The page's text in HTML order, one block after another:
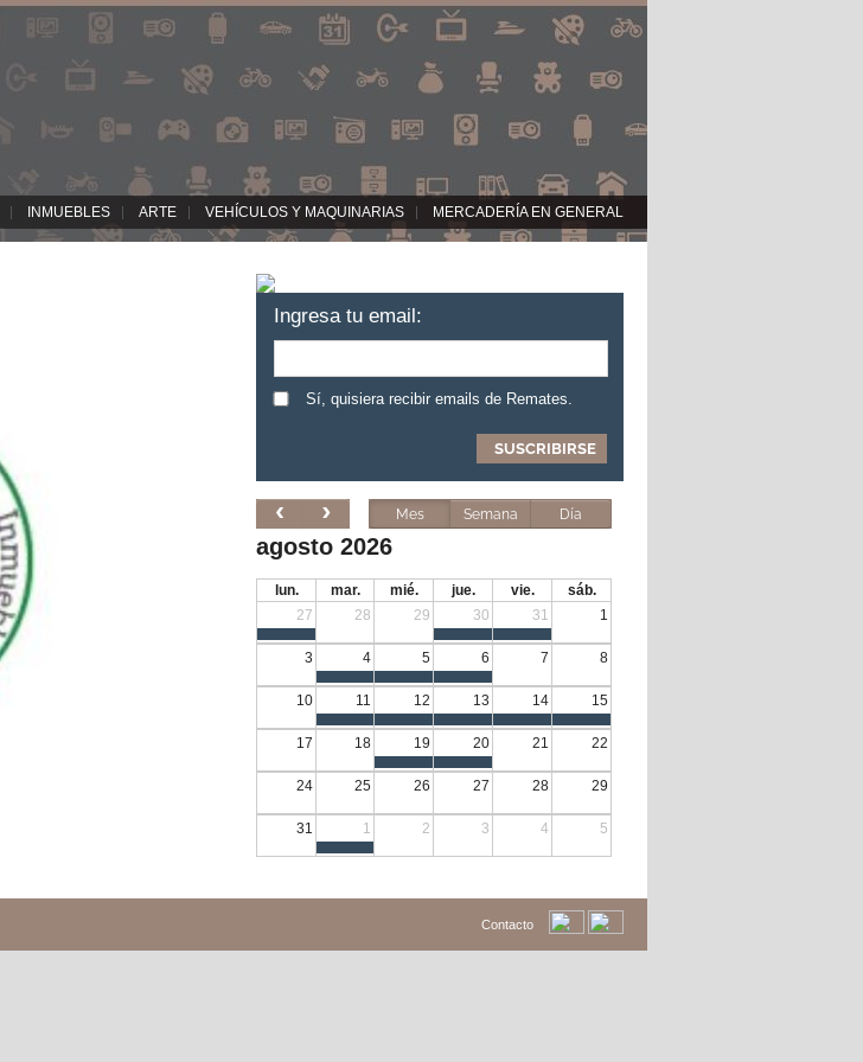
INMUEBLES ARTE VEHÍCULOS Y MAQUINARIAS MERCADERÍA EN GENERAL
Ingresa tu email:
Sí, quisiera recibir emails de Remates.
Mes Semana Día
agosto 2026
lun. mar. mié. jue. vie.
sáb.
27
28 29 30 31 1
3 4 5 6 7 8
10 11 12 13 14 15
17 18 19 20 21 22
24 25 26 27 28 29
31 1 2 3 4 5
Contacto